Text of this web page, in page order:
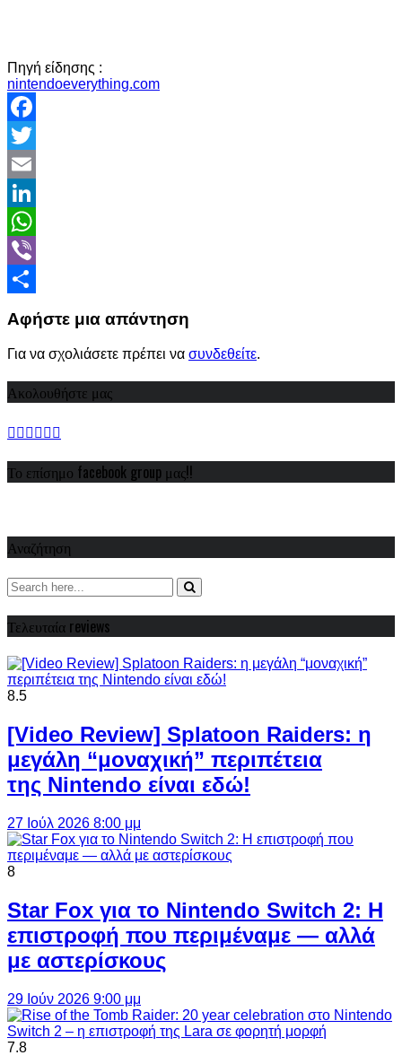
Πηγή είδησης :
nintendoeverything.com
Facebook
Twitter
Email
LinkedIn
WhatsApp
Viber
Αφήστε μια απάντηση
Για να σχολιάσετε πρέπει να συνδεθείτε.
Ακολουθήστε μας
Το επίσημο facebook group μας!!
Αναζήτηση
Τελευταία reviews
8.5
[Video Review] Splatoon Raiders: η
μεγάλη “μοναχική” περιπέτεια
της Nintendo είναι εδώ!
27 Ιούλ 2026 8:00 μμ
8
Star Fox για το Nintendo Switch 2: Η
επιστροφή που περιμέναμε — αλλά
με αστερίσκους
29 Ιούν 2026 9:00 μμ
7.8